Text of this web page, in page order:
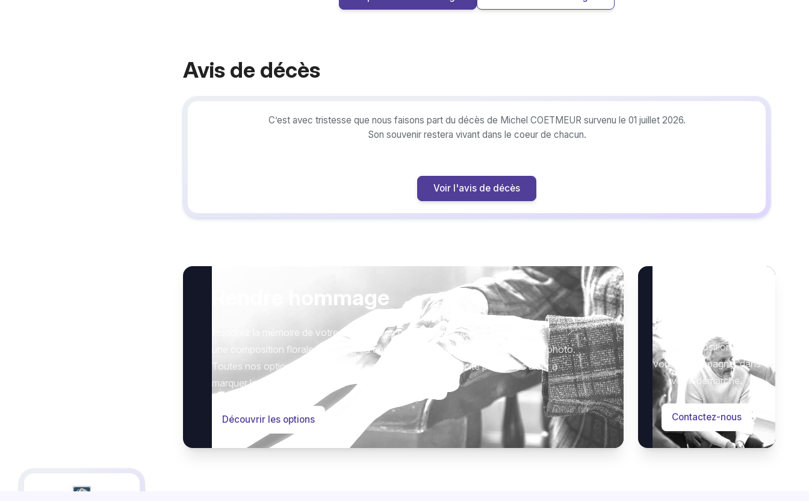
Avis de décès
C’est avec tristesse que nous faisons part du décès de Michel COETMEUR survenu le 01 juillet 2026.
Son souvenir restera vivant dans le coeur de chacun.
Voir l'avis de décès
Rendre hommage
Honorez la mémoire de votre proche avec un hommage qui vous ressemble :
une composition florale, un arbre, ou encore un message accompagné d'une photo.
Toutes nos options sont présentées avec respect et simplicité pour vous aider à
marquer le geste qui compte.
Découvrir les options
votre disposition pour
vous accompagner dans
votre démarche.
Contactez-nous